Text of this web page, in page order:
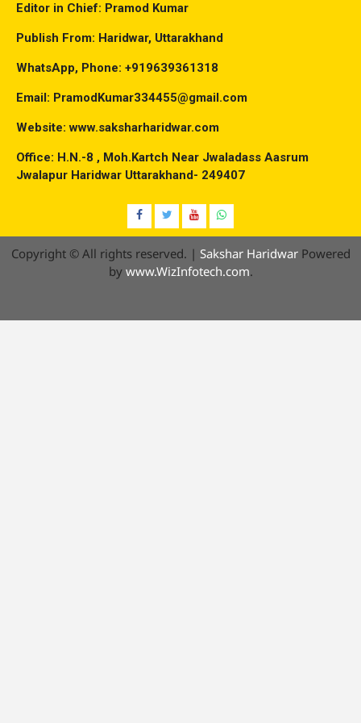
Editor in Chief: Pramod Kumar
Publish From: Haridwar, Uttarakhand
WhatsApp, Phone: +919639361318
Email: PramodKumar334455@gmail.com
Website: www.saksharharidwar.com
Office: H.N.-8 , Moh.Kartch Near Jwaladass Aasrum
Jwalapur Haridwar Uttarakhand- 249407
Facebook
TwitterYouTubeWhatsap
Copyright © All rights reserved. | Sakshar HaridwarPowered
by www.WizInfotech.com.